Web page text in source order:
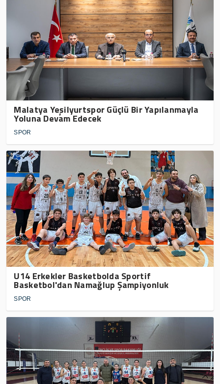
Malatya Yeşilyurtspor Güçlü Bir Yapılanmayla
Yoluna Devam Edecek
SPOR
U14 Erkekler Basketbolda Sportif
Basketbol'dan Namağlup Şampiyonluk
SPOR